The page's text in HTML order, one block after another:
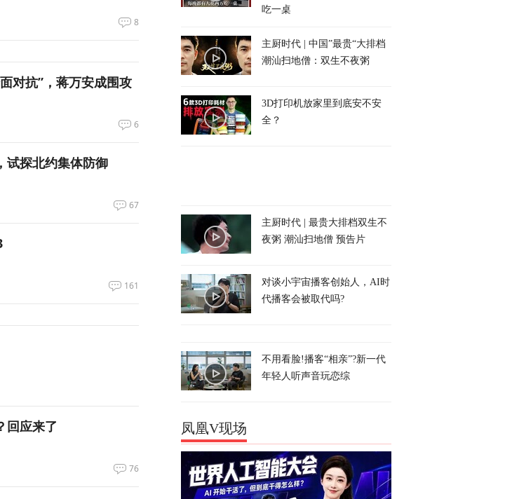
8
对抗”，蒋万安成围攻
6
试探北约集体防御
67
161
回应来了
76
吃一桌
主厨时代 | 中国”最贵“大排档
潮汕扫地僧：双生不夜粥
3D打印机放家里到底安不安
全？
主厨时代 | 最贵大排档双生不
夜粥 潮汕扫地僧 预告片
对谈小宇宙播客创始人，AI时
代播客会被取代吗?
不用看脸!播客“相亲”?新一代
年轻人听声音玩恋综
凤凰V现场